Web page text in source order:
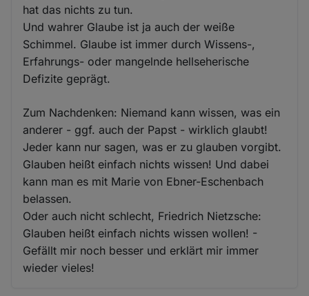
hat das nichts zu tun.
Und wahrer Glaube ist ja auch der weiße
Schimmel. Glaube ist immer durch Wissens-,
Erfahrungs- oder mangelnde hellseherische
Defizite geprägt.
Zum Nachdenken: Niemand kann wissen, was ein
anderer - ggf. auch der Papst - wirklich glaubt!
Jeder kann nur sagen, was er zu glauben vorgibt.
Glauben heißt einfach nichts wissen! Und dabei
kann man es mit Marie von Ebner-Eschenbach
belassen.
Oder auch nicht schlecht, Friedrich Nietzsche:
Glauben heißt einfach nichts wissen wollen! -
Gefällt mir noch besser und erklärt mir immer
wieder vieles!